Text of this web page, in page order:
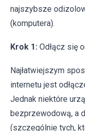
najszybsze
(komputera).
Krok 1: Odłącz się
Najłatwiejszym
internetu jest
Jednak niektóre
bezprzewodową, a
(szczególnie tych,